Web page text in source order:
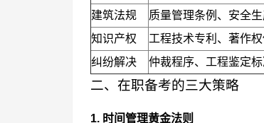
建筑法规
质量管理条例、安全
知识产权
工程技术专利、著作
纠纷解决
仲裁程序、工程鉴定标
二、在职备考的三大策略
1. 时间管理黄金法则